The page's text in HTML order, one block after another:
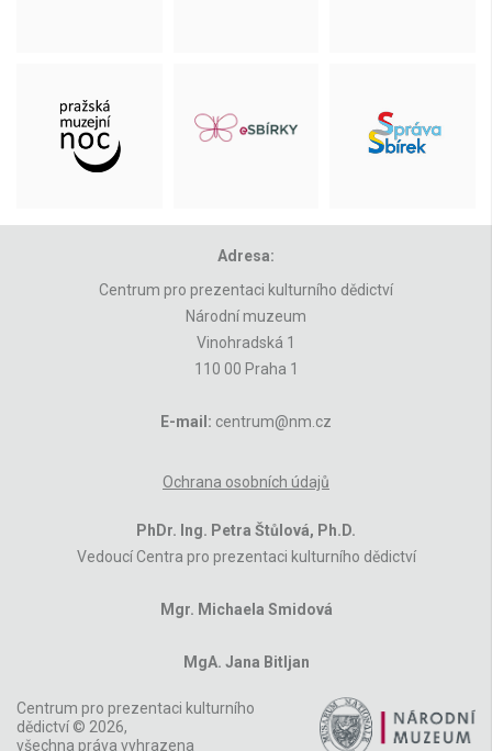
Adresa:
Centrum pro prezentaci kulturního dědictví
Národní muzeum
Vinohradská 1
110 00 Praha 1
E-mail: centrum@nm.cz
Ochrana osobních údajů
PhDr. Ing. Petra Štůlová, Ph.D.
Vedoucí Centra pro prezentaci kulturního dědictví
Mgr. Michaela Smidová
MgA. Jana Bitljan
Centrum pro prezentaci kulturního
dědictví © 2026,
všechna práva vyhrazena